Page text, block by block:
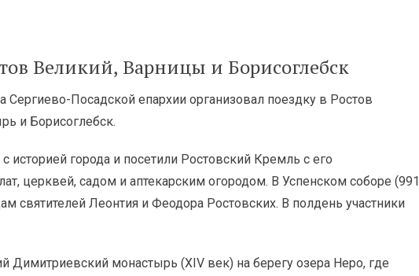
Великий, Варницы и Борисоглебск
Посадской епархии организовал поездку в Ростов
и Борисоглебск.
города и посетили Ростовский Кремль с его
церквей, садом и аптекарским огородом. В Успенском соборе (991
святителей Леонтия и Феодора Ростовских. В полдень участники
Димитриевский монастырь (XIV век) на берегу озера Неро, где